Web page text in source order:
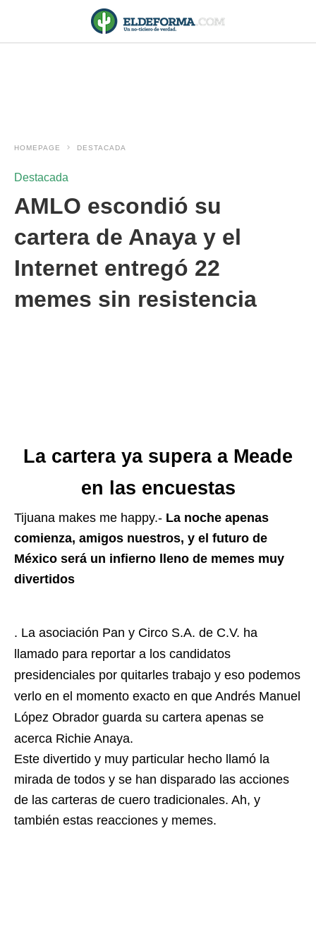
HOMEPAGE DESTACADA
Destacada
AMLO escondió su
cartera de Anaya y el
Internet entregó 22
memes sin resistencia
La cartera ya supera a Meade
en las encuestas
Tijuana makes me happy.- La noche apenas
comienza, amigos nuestros, y el futuro de
México será un infierno lleno de memes muy
divertidos
. La asociación Pan y Circo S.A. de C.V. ha
llamado para reportar a los candidatos
presidenciales por quitarles trabajo y eso podemos
verlo en el momento exacto en que Andrés Manuel
López Obrador guarda su cartera apenas se
acerca Richie Anaya.
Este divertido y muy particular hecho llamó la
mirada de todos y se han disparado las acciones
de las carteras de cuero tradicionales. Ah, y
también estas reacciones y memes.